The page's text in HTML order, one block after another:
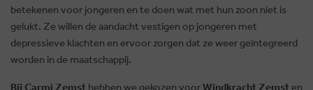
betekenen voor jongeren en te doen wat met hun zoon niet is
gelukt. Ze willen de aandacht vestigen op jongeren met
depressieve klachten en ervoor zorgen dat ze weer geïntegreerd
worden in de maatschappij.
Bij Carmi Zemst hebben we gekozen voorWindkracht Zemst en